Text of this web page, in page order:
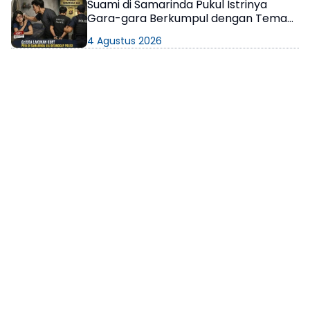
Suami di Samarinda Pukul Istrinya
Gara-gara Berkumpul dengan Teman
4 Agustus 2026